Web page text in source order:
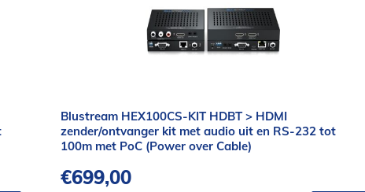
Blustream HEX100CS-KIT HDBT > HDMI
zender/ontvanger kit met audio uit en RS-232 tot
100m met PoC (Power over Cable)
€699,00